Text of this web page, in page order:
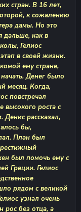
стран. В 16 лет,
к сожалению
дамы. Но это
дальше, как в
Гелиос
в своей жизни.
ему стране,
Денег было
месяц. Когда,
повстречал
роста с
рассказал,
бы,
План был
был помочь ему с
Греции. Гелиос
рядом с великой
узнал очень
рос без отца, а